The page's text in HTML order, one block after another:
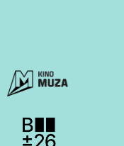
Otwiera stronę w
Otwiera stronę w